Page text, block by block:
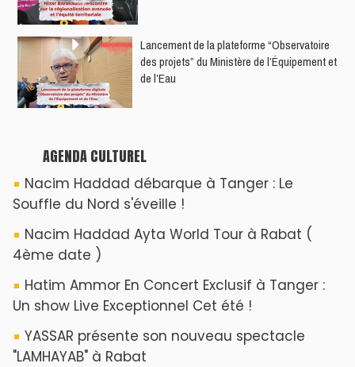
​Lancement de la plateforme “Observatoire
des projets” du Ministère de l’Équipement et
de l’Eau
AGENDA CULTUREL
Nacim Haddad débarque à Tanger : Le
Souffle du Nord s'éveille !
Nacim Haddad Ayta World Tour à Rabat (
4ème date )
Hatim Ammor En Concert Exclusif à Tanger :
Un show Live Exceptionnel Cet été !
YASSAR présente son nouveau spectacle
"LAMHAYAB" à Rabat